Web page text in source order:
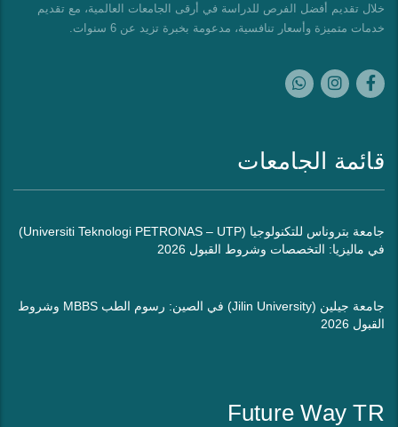
خلال تقديم أفضل الفرص للدراسة في أرقى الجامعات العالمية، مع تقديم
خدمات متميزة وأسعار تنافسية، مدعومة بخبرة تزيد عن 6 سنوات.
قائمة الجامعات
جامعة بتروناس للتكنولوجيا (Universiti Teknologi PETRONAS – UTP)
في ماليزيا: التخصصات وشروط القبول 2026
جامعة جيلين (Jilin University) في الصين: رسوم الطب MBBS وشروط
القبول 2026
Future Way TR